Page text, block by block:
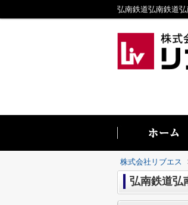
株式会社リブエス
弘南鉄道弘